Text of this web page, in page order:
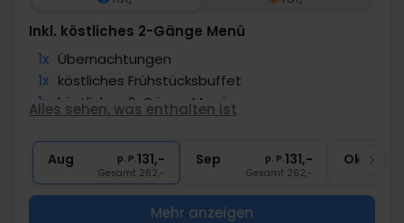
Inkl. köstliches 2-Gänge Menü
1x Übernachtungen
1x köstliches Frühstücksbuffet
1x köstliches 2-Gänge Menü
∞ Gratis Parken
Alles sehen, was enthalten ist
Aug p. P.131,-
Gesamt 262,-
Sep p. P.131,-
Gesamt 262,-
Okt
Mehr anzeigen